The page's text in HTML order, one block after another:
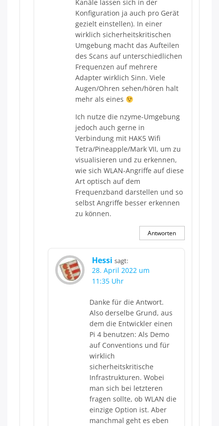
Kanäle lassen sich in der
Konfiguration ja auch pro Gerät
gezielt einstellen). In einer
wirklich sicherheitskritischen
Umgebung macht das Aufteilen
des Scans auf unterschiedlichen
Frequenzen auf mehrere
Adapter wirklich Sinn. Viele
Augen/Ohren sehen/hören halt
mehr als eines
Ich nutze die nzyme-Umgebung
jedoch auch gerne in
Verbindung mit HAK5 Wifi
Tetra/Pineapple/Mark VII, um zu
visualisieren und zu erkennen,
wie sich WLAN-Angriffe auf diese
Art optisch auf dem
Frequenzband darstellen und so
selbst Angriffe besser erkennen
zu können.
Antworten
Hessi sagt:
28. April 2022 um
11:35 Uhr
Danke für die Antwort.
Also derselbe Grund, aus
dem die Entwickler einen
Pi 4 benutzen: Als Demo
auf Conventions und für
wirklich
sicherheitskritische
Infrastrukturen. Wobei
man sich bei letzteren
fragen sollte, ob WLAN die
einzige Option ist. Aber
manchmal geht es eben